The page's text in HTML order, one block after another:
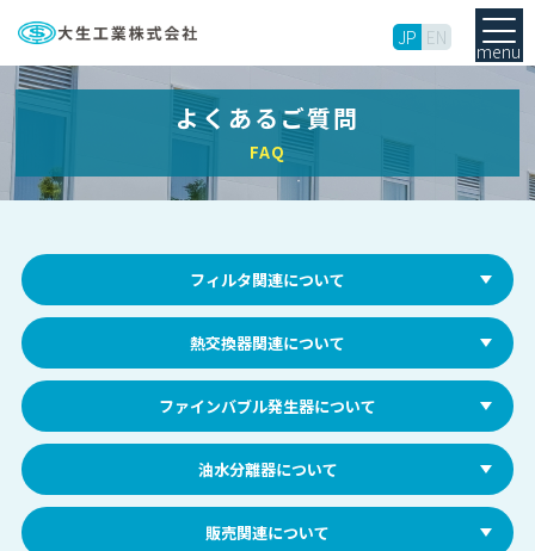
JP EN
menu
よくあるご質問
FAQ
フィルタ関連について
熱交換器関連について
ファインバブル発生器について
油水分離器について
販売関連について